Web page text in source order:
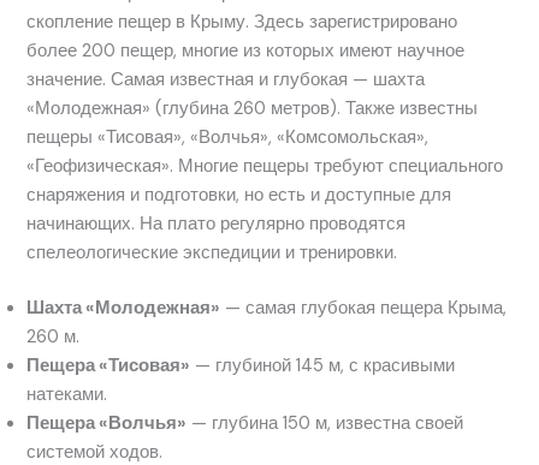
скопление пещер в Крыму. Здесь зарегистрировано
более 200 пещер, многие из которых имеют научное
значение. Самая известная и глубокая — шахта
«Молодежная» (глубина 260 метров). Также известны
пещеры «Тисовая», «Волчья», «Комсомольская»,
«Геофизическая». Многие пещеры требуют специального
снаряжения и подготовки, но есть и доступные для
начинающих. На плато регулярно проводятся
спелеологические экспедиции и тренировки.
Шахта «Молодежная» — самая глубокая пещера Крыма,
260 м.
Пещера «Тисовая» — глубиной 145 м, с красивыми
натеками.
Пещера «Волчья» — глубина 150 м, известна своей
системой ходов.